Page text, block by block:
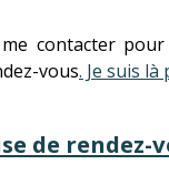
contacter
vous. Je suis
de rendez-